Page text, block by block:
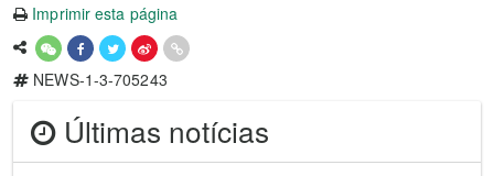
Imprimir esta página
NEWS-1-3-705243
Últimas notícias